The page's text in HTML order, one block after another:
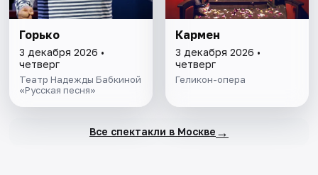
Горько
3 декабря 2026 •
четверг
Театр Надежды Бабкиной
«Русская песня»
Кармен
3 декабря 2026 •
четверг
Геликон-опера
Все спектакли в Москве →